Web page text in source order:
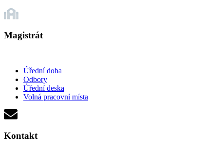
Magistrát
Úřední doba
Odbory
Úřední deska
Volná pracovní místa
Kontakt